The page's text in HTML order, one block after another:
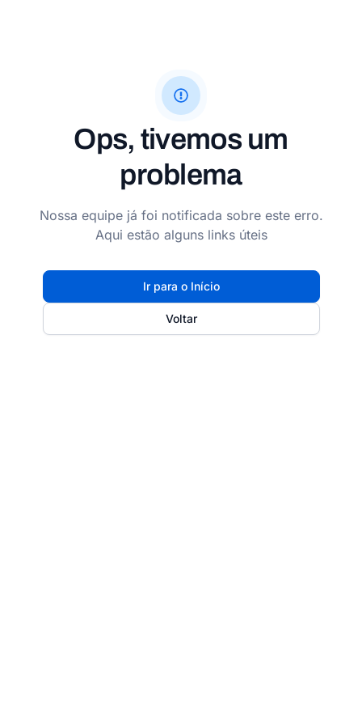
Ops, tivemos um
problema
Nossa equipe já foi notificada sobre este erro.
Aqui estão alguns links úteis
Ir para o Início
Voltar